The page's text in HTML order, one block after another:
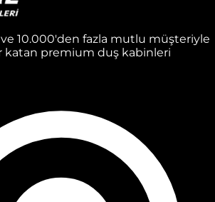
ve 10.000'den fazla mutlu müşteriyle
katan premium duş kabinleri